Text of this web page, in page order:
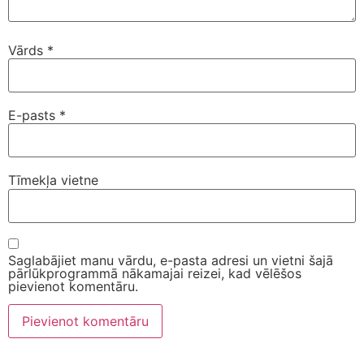
Vārds *
E-pasts *
Tīmekļa vietne
Saglabājiet manu vārdu, e-pasta adresi un vietni šajā
pārlūkprogrammā nākamajai reizei, kad vēlēšos
pievienot komentāru.